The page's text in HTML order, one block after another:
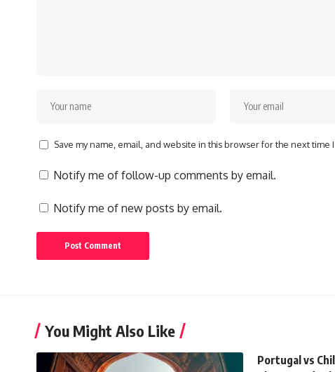
Save my name, email, and website in this browser for the next time
Notify me of follow-up comments by email.
Notify me of new posts by email.
You Might Also Like
Portugal vs